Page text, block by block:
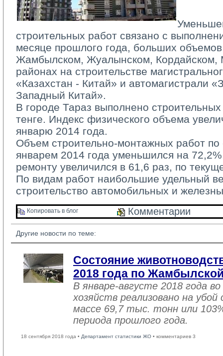
строительных работ связано с
месяце прошлого года, больших
Жамбылском, Жуалынском, Кордайском,
районах на строительстве
«Казахстан - Китай» и автомагистрали
Западный Китай».
В городе Тараз выполнено
тенге. Индекс физического объема
январю 2014 года.
Объем строительно-монтажных работ
январем 2014 года уменьшился на
ремонту увеличился в 61,6 раз, по
По видам работ наибольшие удельный
строительство автомобильных и
Копировать в блог Комментарии
Другие новости по теме:
Состояние
2018 года по
В январе-августе 2018 года
хозяйств реализовано на
массе 69,7 тыс. тонн или
периода прошлого года.
18 сентября 2018 года • Департамент статистики ЖО • комментариев 3